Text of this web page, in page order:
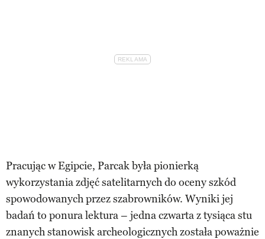
Pracując w Egipcie, Parcak była pionierką
wykorzystania zdjęć satelitarnych do oceny szkód
spowodowanych przez szabrowników. Wyniki jej
badań to ponura lektura – jedna czwarta z tysiąca stu
znanych stanowisk archeologicznych została poważnie